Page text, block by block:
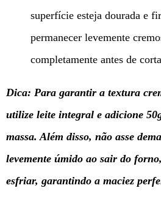
superfície esteja dourada e
permanecer levemente
completamente antes de
Dica: Para garantir a textura
utilize leite integral e adicione
massa. Além disso, não asse
levemente úmido ao sair do
esfriar, garantindo a maciez